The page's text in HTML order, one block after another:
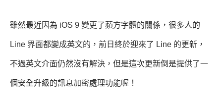
雖然最近因為 iOS 9 變更了蘋方字體的關係，很多人的
Line 界面都變成英文的，前日終於迎來了 Line 的更新，
不過英文介面仍然沒有解決，但是這次更新倒是提供了一
個安全升級的訊息加密處理功能喔！